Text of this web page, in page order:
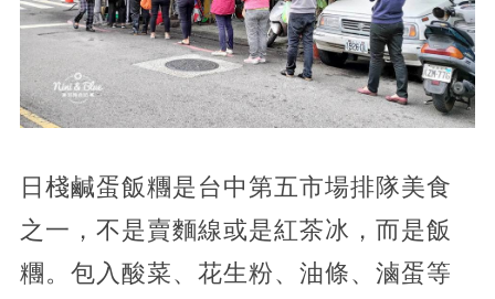
日棧鹹蛋飯糰是台中第五市場排隊美食
之一，不是賣麵線或是紅茶冰，而是飯
糰。包入酸菜、花生粉、油條、滷蛋等